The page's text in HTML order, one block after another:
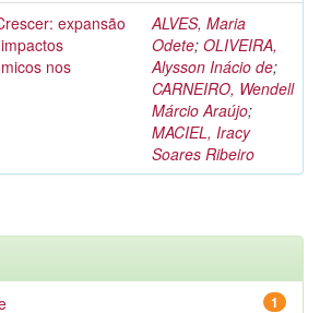
expansão
nos
ALVES, Maria
Odete; OLIVEIRA,
Alysson Inácio de;
CARNEIRO, Wendell
Márcio Araújo;
MACIEL, Iracy
Soares Ribeiro
1